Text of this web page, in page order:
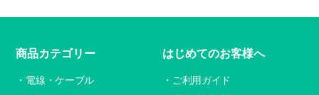
商品カテゴリー
電線・ケーブル
はじめてのお客様へ
ご利用ガイド